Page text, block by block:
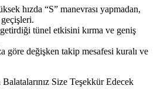
hızda “S” manevrası yapmadan,
getirdiği tünel etkisini kırma ve geniş
göre değişken takip mesafesi kuralı ve
Size Teşekkür Edecek